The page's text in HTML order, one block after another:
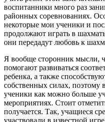
воспитанники много раз
районных соревнованиях.
некоторые мои ученики и
продолжают играть в
они передадут любовь к
Я вообще сторонник мысли,
помогают развиваться
ребенка, а также
собственных силах, поэтому
ученики как можно больше
мероприятиях. Стоит
получается. Так, учащиеся
участвовали в известной